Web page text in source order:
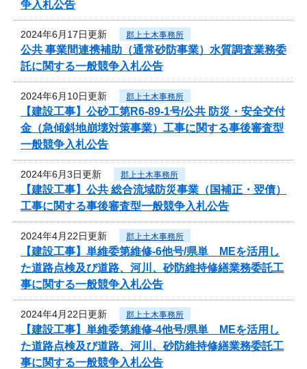
争入札公告
2024年6月17日更新 郡上土木事務所
公共 事業間連携補助（通常砂防事業）水質調査業務委
託に関する一般競争入札公告
2024年6月10日更新 郡上土木事務所
【建設工事】公砂工第R6-89-1号/公共 防災・安全交付
金（急傾斜地崩壊対策事業）工事に関する事後審査型
一般競争入札公告
2024年6月3日更新 郡上土木事務所
【建設工事】公共 総合流域防災事業（国補正・翌債）
工事に関する事後審査型一般競争入札公告
2024年4月22日更新 郡上土木事務所
【建設工事】単維委第維修‐6他号/県単 MEを活用し
た道路点検及び道路、河川、砂防維持修繕業務委託工
事に関する一般競争入札公告
2024年4月22日更新 郡上土木事務所
【建設工事】単維委第維修‐4他号/県単 MEを活用し
た道路点検及び道路、河川、砂防維持修繕業務委託工
事に関する一般競争入札公告